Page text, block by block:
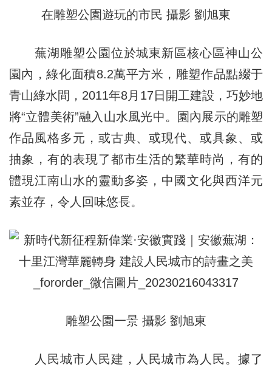
在雕塑公園遊玩的市民 攝影 劉旭東
蕪湖雕塑公園位於城東新區核心區神山公
園內，綠化面積8.2萬平方米，雕塑作品點綴于
青山綠水間，2011年8月17日開工建設，巧妙地
將“立體美術”融入山水風光中。園內展示的雕塑
作品風格多元，或古典、或現代、或具象、或
抽象，有的表現了都市生活的繁華時尚，有的
體現江南山水的靈動多姿，中國文化與西洋元
素並存，令人回味悠長。
雕塑公園一景 攝影 劉旭東
人民城市人民建，人民城市為人民。據了